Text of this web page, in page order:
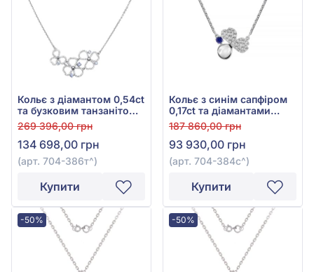
Кольє з діамантом 0,54ct
та бузковим танзанітом
0,29ct із білого золота
585°, арт. 704-386т
269 396,00 грн
134 698,00 грн
(арт. 704-386т^)
Купити
Кольє з синім сапфіром
0,17ct та діамантами
0,31ct із білого золота
585°, арт. 704-384с
187 860,00 грн
93 930,00 грн
(арт. 704-384с^)
Купити
-50% -50%